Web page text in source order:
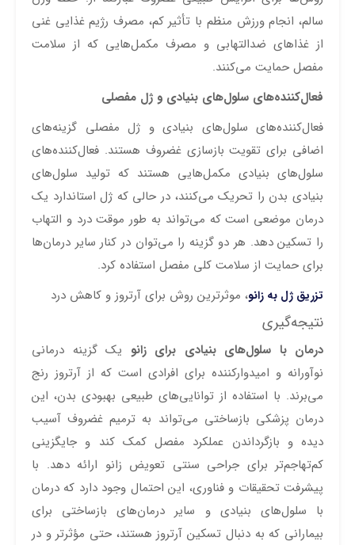
سالم، انجام ورزش منظم با تأثیر کم، مصرف رژیم غذایی غنی
از غذاهای ضدالتهابی و مصرف مکمل‌هایی که از سلامت
مفصل حمایت می‌کنند.
فعال‌کننده‌های سلول‌های بنیادی و ژل مفصلی
فعال‌کننده‌های سلول‌های بنیادی و ژل مفصلی گزینه‌های
اضافی برای تقویت بازسازی غضروف هستند. فعال‌کننده‌های
سلول‌های بنیادی مکمل‌هایی هستند که تولید سلول‌های
بنیادی بدن را تحریک می‌کنند، در حالی که ژل استاندارد یک
درمان موضعی است که می‌تواند به طور موقت درد و التهاب
را تسکین دهد. هر دو گزینه را می‌توان در کنار سایر درمان‌ها
برای حمایت از سلامت کلی مفصل استفاده کرد.
تزریق ژل به زانو، موثرترین روش برای آرتروز و کاهش درد
نتیجه‌گیری
درمان با سلول‌های بنیادی برای زانو یک گزینه درمانی
نوآورانه و امیدوارکننده برای افرادی است که از آرتروز رنج
می‌برند. با استفاده از توانایی‌های طبیعی بهبودی بدن، این
درمان پزشکی بازساختی می‌تواند به ترمیم غضروف آسیب
دیده و بازگرداندن عملکرد مفصل کمک کند و جایگزینی
کم‌تهاجم‌تر برای جراحی سنتی تعویض زانو ارائه دهد. با
پیشرفت تحقیقات و فناوری، این احتمال وجود دارد که درمان
با سلول‌های بنیادی و سایر درمان‌های بازساختی برای
بیمارانی که به دنبال تسکین آرتروز هستند، حتی مؤثرتر و در